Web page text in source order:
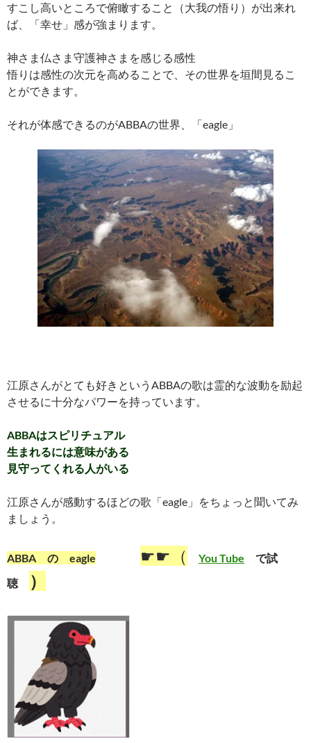
すこし高いところで俯瞰すること（大我の悟り）が出来れ
ば、「幸せ」感が強まります。
神さま仏さま守護神さまを感じる感性
悟りは感性の次元を高めることで、その世界を垣間見るこ
とができます。
それが体感できるのがABBAの世界、「eagle」
江原さんがとても好きというABBAの歌は霊的な波動を励起
させるに十分なパワーを持っています。
ABBAはスピリチュアル
生まれるには意味がある
見守ってくれる人がいる
江原さんが感動するほどの歌「eagle」をちょっと聞いてみ
ましょう。
ABBA の eagle ☛☛（ You Tube で試
聴
）